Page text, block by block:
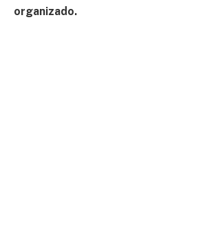
organizado.